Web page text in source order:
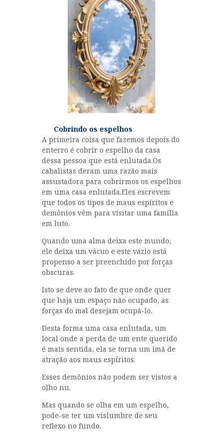
MULHERES
RABINO GLOIBER
NOSSOS REBES
HISTÓRIAS DE
TZADIKIM
GUEULÁ
MENSAGENS DO
RABINO
INÍCIO
OS ANIMAIS DA TORÁ
Cobrindo os espelhos
A primeira coisa que fazemos depois do
enterro é cobrir o espelho da casa
dessa pessoa que está enlutada.Os
cabalistas deram uma razão mais
assustadora para cobrirmos os espelhos
em uma casa enlutada.Eles escrevem
que todos os tipos de maus espíritos e
demônios vêm para visitar uma família
em luto.
Quando uma alma deixa este mundo,
ele deixa um vácuo e este vazio está
propenso a ser preenchido por forças
obscuras.
Isto se deve ao fato de que onde quer
que haja um espaço não ocupado, as
forças do mal desejam ocupá-lo.
Desta forma uma casa enlutada, um
local onde a perda de um ente querido
é mais sentida, ela se torna um ímã de
atração aos maus espíritos.
Esses demônios não podem ser vistos a
olho nu.
Mas quando se olha em um espelho,
pode-se ter um vislumbre de seu
reflexo no fundo.